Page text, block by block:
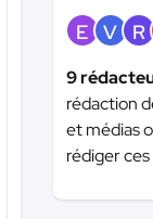
E V R
9
rédaction
et médias
rédiger